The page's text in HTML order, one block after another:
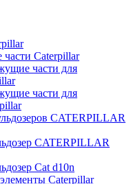
Caterpillar
части для
части для
CATERPILLAR
CATERPILLAR
Сat d10n
Caterpillar